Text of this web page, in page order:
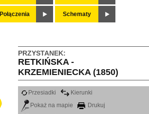
Połączenia Schematy
PRZYSTANEK:
RETKIŃSKA -
KRZEMIENIECKA (1850)
Przesiadki
Kierunki
Pokaż na mapie
Drukuj